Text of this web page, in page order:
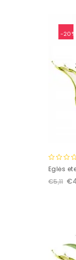
-20%
0
of
Eglės
€5,11 €